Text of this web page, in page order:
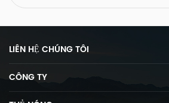
LIÊN HỆ CHÚNG TÔI
CÔNG TY